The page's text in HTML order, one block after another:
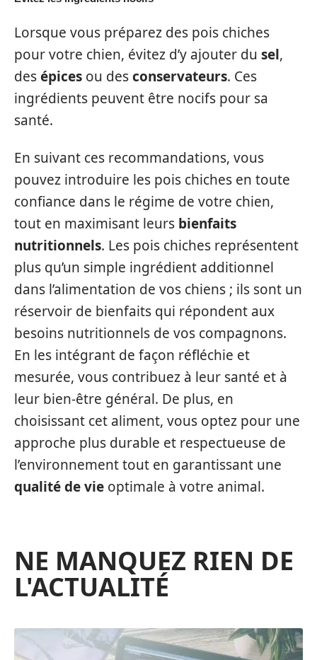
Lorsque vous préparez des pois chiches
pour votre chien, évitez d’y ajouter du sel,
desépices ou desconservateurs. Ces
ingrédients peuvent être nocifs pour sa
santé.
En suivant ces recommandations, vous
pouvez introduire les pois chiches en toute
confiance dans le régime de votre chien,
tout en maximisant leurs bienfaits
nutritionnels. Les pois chiches représentent
plus qu’un simple ingrédient additionnel
dans l’alimentation de vos chiens ; ils sont un
réservoir de bienfaits qui répondent aux
besoins nutritionnels de vos compagnons.
En les intégrant de façon réfléchie et
mesurée, vous contribuez à leur santé et à
leur bien-être général. De plus, en
choisissant cet aliment, vous optez pour une
approche plus durable et respectueuse de
l’environnement tout en garantissant une
qualité de vie optimale à votre animal.
NE MANQUEZ RIEN DE
L'ACTUALITÉ